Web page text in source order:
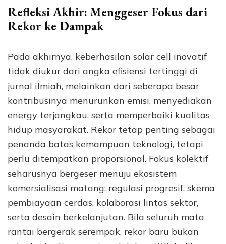
Refleksi Akhir: Menggeser Fokus dari
Rekor ke Dampak
Pada akhirnya, keberhasilan solar cell inovatif
tidak diukur dari angka efisiensi tertinggi di
jurnal ilmiah, melainkan dari seberapa besar
kontribusinya menurunkan emisi, menyediakan
energy terjangkau, serta memperbaiki kualitas
hidup masyarakat. Rekor tetap penting sebagai
penanda batas kemampuan teknologi, tetapi
perlu ditempatkan proporsional. Fokus kolektif
seharusnya bergeser menuju ekosistem
komersialisasi matang: regulasi progresif, skema
pembiayaan cerdas, kolaborasi lintas sektor,
serta desain berkelanjutan. Bila seluruh mata
rantai bergerak serempak, rekor baru bukan